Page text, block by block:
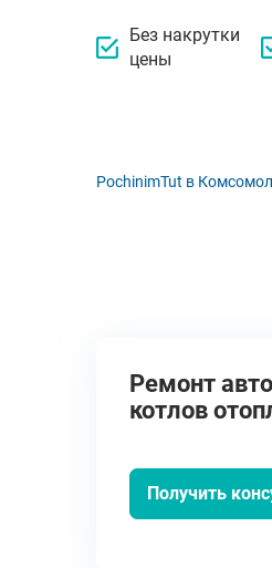
Без накрутки
цены
PochinimTut в
Ремонт
котлов
Получить